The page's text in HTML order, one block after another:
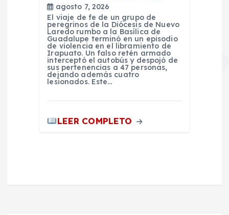
agosto 7, 2026
El viaje de fe de un grupo de
peregrinos de la Diócesis de Nuevo
Laredo rumbo a la Basílica de
Guadalupe terminó en un episodio
de violencia en el libramiento de
Irapuato. Un falso retén armado
interceptó el autobús y despojó de
sus pertenencias a 47 personas,
dejando además cuatro
lesionados. Este…
LEER COMPLETO